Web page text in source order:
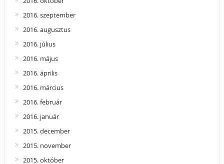
2016. szeptember
2016. augusztus
2016. július
2016. május
2016. április
2016. március
2016. február
2016. január
2015. december
2015. november
2015. október